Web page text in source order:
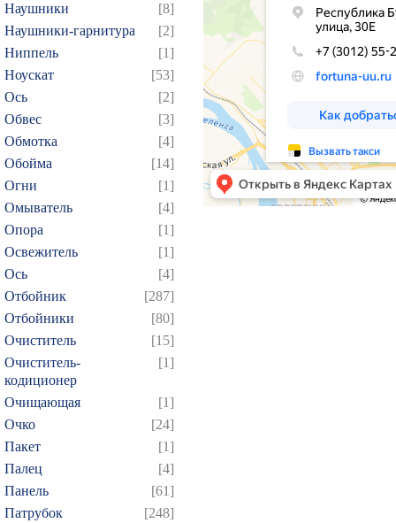
Наушники
[8]
Наушники-гарнитура
[2]
Ниппель
[1]
Ноускат
[53]
Оcь
[2]
Обвес
[3]
Обмотка
[4]
Обойма
[14]
Огни
[1]
Омыватель
[4]
Опора
[1]
Освежитель
[1]
Ось
[4]
Отбойник
[287]
Отбойники
[80]
Очиститель
[15]
Очиститель-
кодиционер
[1]
Очищающая
[1]
Очко
[24]
Пакет
[1]
Палец
[4]
Панель
[61]
Патрубок
[248]
139
141 142
154
155
169
171
184
185
199
200 201 202
215 216 217
229
230 231 232
244
245 246 247